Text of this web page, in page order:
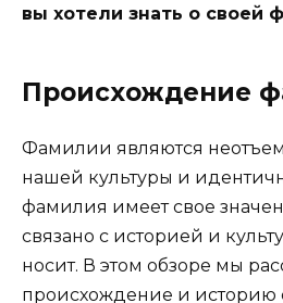
вы хотели знать о своей
Происхождение
Фамилии являются
нашей культуры и
фамилия имеет свое
связано с историей и
носит. В этом обзоре мы
происхождение и историю